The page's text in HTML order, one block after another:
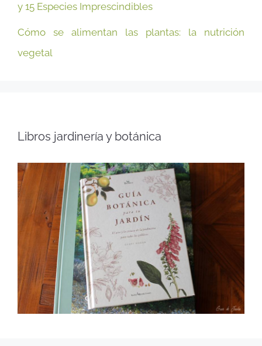
y 15 Especies Imprescindibles
Cómo se alimentan las plantas: la nutrición
vegetal
Libros jardinería y botánica